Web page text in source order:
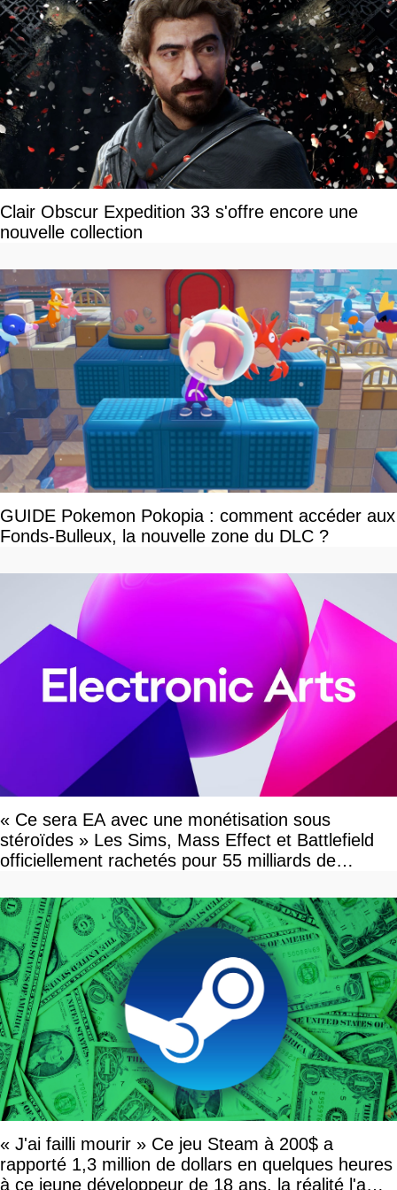
Clair Obscur Expedition 33 s'offre encore une
nouvelle collection
GUIDE Pokemon Pokopia : comment accéder aux
Fonds-Bulleux, la nouvelle zone du DLC ?
« Ce sera EA avec une monétisation sous
stéroïdes » Les Sims, Mass Effect et Battlefield
officiellement rachetés pour 55 milliards de
« J'ai failli mourir » Ce jeu Steam à 200$ a
rapporté 1,3 million de dollars en quelques heures
à ce jeune développeur de 18 ans, la réalité l'a